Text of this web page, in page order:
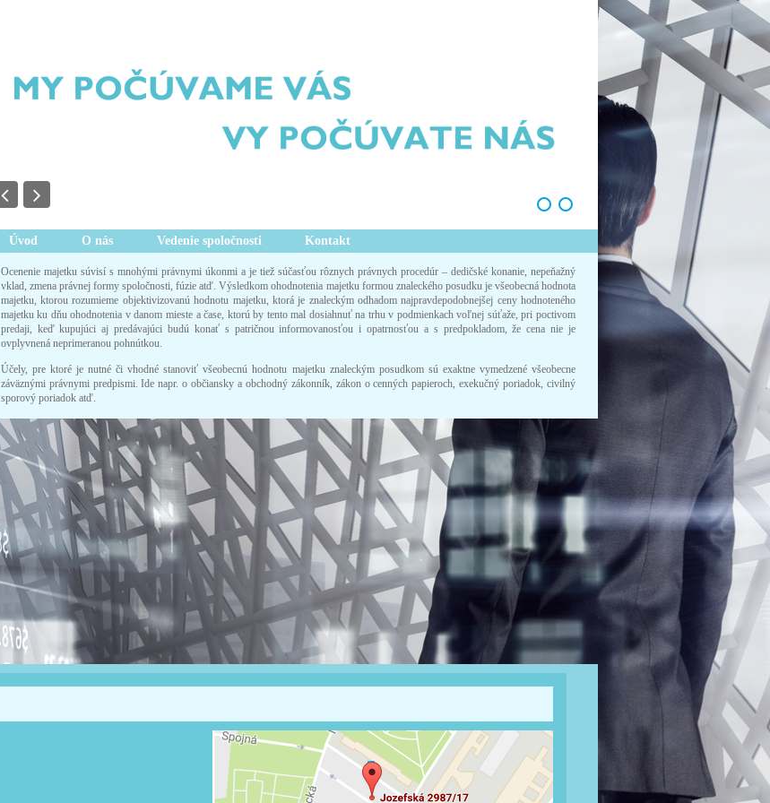
Úvod O nás Vedenie spoločnosti Kontakt
Ocenenie majetku súvisí s mnohými právnymi úkonmi a je tiež súčasťou rôznych právnych procedúr – dedičské konanie, nepeňažný
vklad, zmena právnej formy spoločnosti, fúzie atď. Výsledkom ohodnotenia majetku formou znaleckého posudku je všeobecná hodnota
majetku, ktorou rozumieme objektivizovanú hodnotu majetku, ktorá je znaleckým odhadom najpravdepodobnejšej ceny hodnoteného
majetku ku dňu ohodnotenia v danom mieste a čase, ktorú by tento mal dosiahnuť na trhu v podmienkach voľnej súťaže, pri poctivom
predaji, keď kupujúci aj predávajúci budú konať s patričnou informovanosťou i opatrnosťou a s predpokladom, že cena nie je
ovplyvnená neprimeranou pohnútkou.
Účely, pre ktoré je nutné či vhodné stanoviť všeobecnú hodnotu majetku znaleckým posudkom sú exaktne vymedzené všeobecne
záväznými právnymi predpismi. Ide napr. o občiansky a obchodný zákonník, zákon o cenných papieroch, exekučný poriadok, civilný
sporový poriadok atď.